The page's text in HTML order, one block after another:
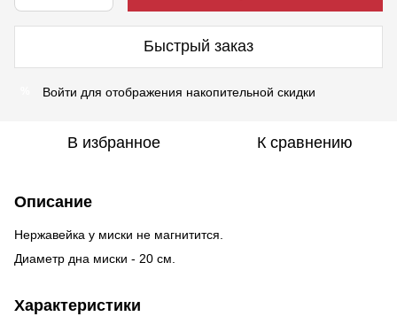
Быстрый заказ
Войти для отображения накопительной скидки
В избранное К сравнению
Описание
Нержавейка у миски не магнитится.
Диаметр дна миcки - 20 см.
Характеристики